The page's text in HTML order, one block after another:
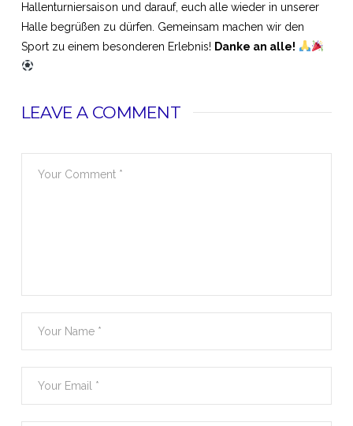
Hallenturniersaison und darauf, euch alle wieder in unserer
Halle begrüßen zu dürfen. Gemeinsam machen wir den
Sport zu einem besonderen Erlebnis! Danke an alle!
LEAVE A COMMENT